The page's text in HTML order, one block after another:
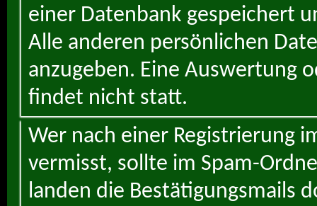
einer Datenbank gespeichert
Alle anderen persönlichen
anzugeben. Eine Auswertung
findet nicht statt.
Wer nach einer Registrierung
vermisst, sollte im Spam-
landen die Bestätigungsmails